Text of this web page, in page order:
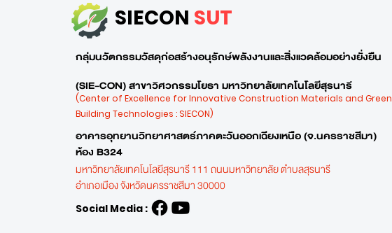
SIECON SUT
กลุ่มนวัตกรรมวัสดุก่อสร้างอนุรักษ์พลังงานและสิ่งแวดล้อมอย่างยั่งยืน
(SIE-CON) สาขาวิศวกรรมโยธา มหาวิทยาลัยเทคโนโลยีสุรนารี
(Center of Excellence for Innovative Construction Materials and Green
Building Technologies : SIECON)
อาคารอุทยานวิทยาศาสตร์ภาคตะวันออกเฉียงเหนือ (จ.นครราชสีมา)
ห้อง B324
มหาวิทยาลัยเทคโนโลยีสุรนารี 111 ถนนมหาวิทยาลัย ตำบลสุรนารี
อำเภอเมืองจังหวัดนครราชสีมา 30000
Social Media :